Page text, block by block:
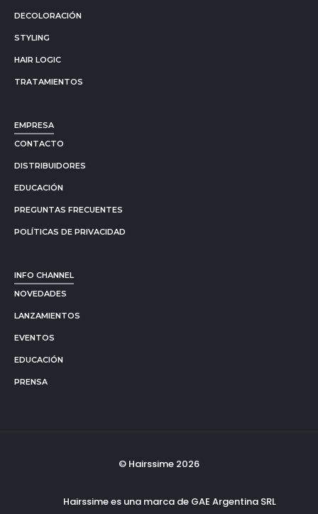
DECOLORACIÓN
STYLING
HAIR LOGIC
TRATAMIENTOS
EMPRESA
CONTACTO
DISTRIBUIDORES
EDUCACIÓN
PREGUNTAS FRECUENTES
POLÍTICAS DE PRIVACIDAD
INFO CHANNEL
NOVEDADES
LANZAMIENTOS
EVENTOS
EDUCACIÓN
PRENSA
© Hairssime 2026
Hairssime es una marca de GAE Argentina SRL